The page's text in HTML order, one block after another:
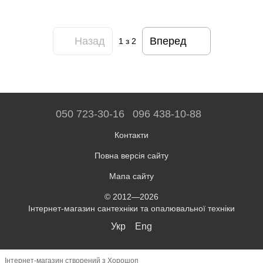
Назад 1 з 2 Вперед
050 723-30-16 096 438-10-88
Контакти
Повна версія сайту
Мапа сайту
© 2012—2026
Інтернет-магазин сантехніки та опалювальної техніки
Укр Eng
Інтернет-магазин створений з Хорошоп